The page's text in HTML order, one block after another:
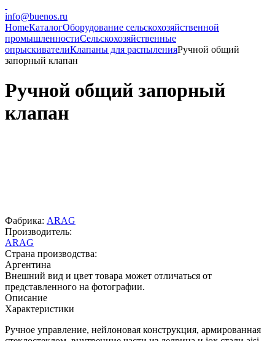
info@buenos.ru
HomeКаталогОборудование сельскохозяйственной
промышленностиСельскохозяйственные
опрыскивателиКлапаны для распыленияРучной общий
запорный клапан
Ручной общий запорный
клапан
Фабрика: ARAG
Производитель:
ARAG
Страна производства:
Аргентина
Внешний вид и цвет товара может отличаться от
представленного на фотографии.
Описание
Характеристики
Ручное управление, нейлоновая конструкция, армированная